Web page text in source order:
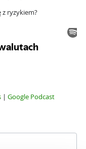
z ryzykiem?
| Google Podcast